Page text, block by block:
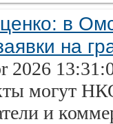
в
на
2026
могут
и